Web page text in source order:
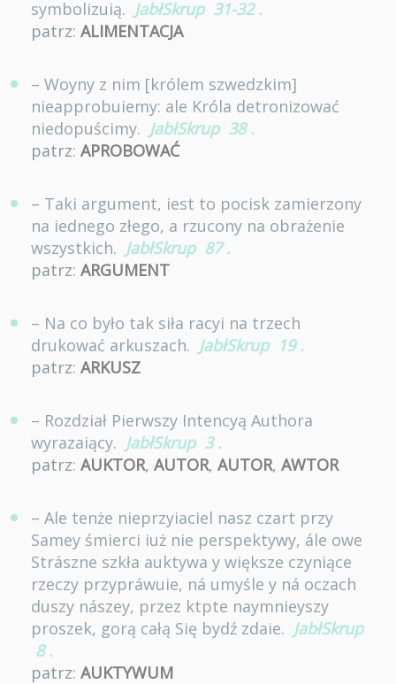
symbolizuią. JabłSkrup 31-32 .
patrz: ALIMENTACJA
– Woyny z nim [królem szwedzkim]
nieapprobuiemy: ale Króla detronizować
niedopuścimy. JabłSkrup 38 .
patrz: APROBOWAĆ
– Taki argument, iest to pocisk zamierzony
na iednego złego, a rzucony na obrażenie
wszystkich. JabłSkrup 87 .
patrz: ARGUMENT
– Na co było tak siła racyi na trzech
drukować arkuszach. JabłSkrup 19 .
patrz: ARKUSZ
– Rozdział Pierwszy Intencyą Authora
wyrazaiący. JabłSkrup 3 .
patrz: AUKTOR, AUTOR, AUTOR, AWTOR
– Ale tenże nieprzyiaciel nasz czart przy
Samey śmierci iuż nie perspektywy, ále owe
Strászne szkła auktywa y większe czyniące
rzeczy przypráwuie, ná umyśle y ná oczach
duszy nászey, przez ktpte naymnieyszy
proszek, gorą całą Się bydź zdaie. JabłSkrup
8 .
patrz: AUKTYWUM